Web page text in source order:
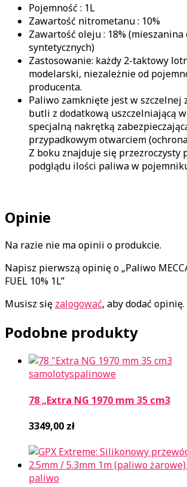
Pojemność : 1L
Zawartość nitrometanu : 10%
Zawartość oleju : 18%
syntetycznych)
Zastosowanie: każdy 2-taktowy
modelarski, niezależnie od
producenta.
Paliwo zamknięte jest w szczelnej
butli z dodatkową uszczelniającą
specjalną nakrętką
przypadkowym otwarciem
Z boku znajduje się przezroczysty
podglądu ilości paliwa w
Opinie
Na razie nie ma opinii o produkcie.
Napisz pierwszą opinię o „Paliwo
FUEL 10% 1L”
Musisz się zalogować, aby dodać opinię.
Podobne produkty
samolotyspalinowe
78 „Extra NG 1970 mm 35 cm3
3349,00 zł
paliwo